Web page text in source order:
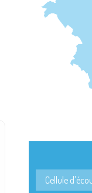
Cellule